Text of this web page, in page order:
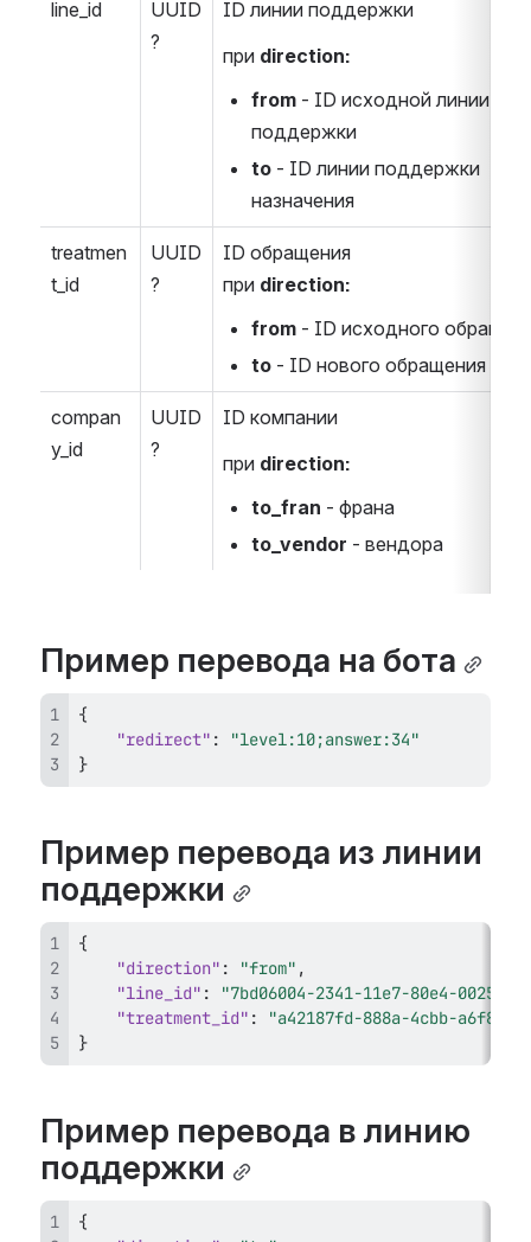
line_id
UUID
?
ID линии поддержки
при direction:
from - ID исходной линии
поддержки
to - ID линии поддержки
назначения
treatmen
t_id
UUID
?
ID обращения
при direction:
from - ID исходного
to - ID нового обращения
compan
y_id
UUID
?
ID компании
при direction:
to_fran - франа
to_vendor - вендора
Пример перевода на бота
{
"redirect" :
"level:10;answer:34"
}
Пример перевода из линии
поддержки
{
"direction" : "from" ,
"line_id" :
"7bd06004-2341-11e7-80e4-
"treatment_id" :
"a42187fd-888a-4cbb-a6f8-
}
Пример перевода в линию
поддержки
{